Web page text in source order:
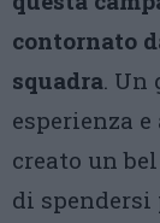
contornato
squadra. Un
esperienza
creato un
di spendersi